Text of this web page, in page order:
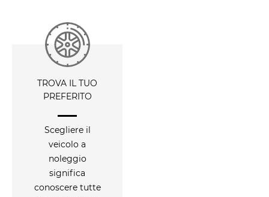
TROVA IL TUO
PREFERITO
Scegliere il
veicolo a
noleggio
significa
conoscere tutte